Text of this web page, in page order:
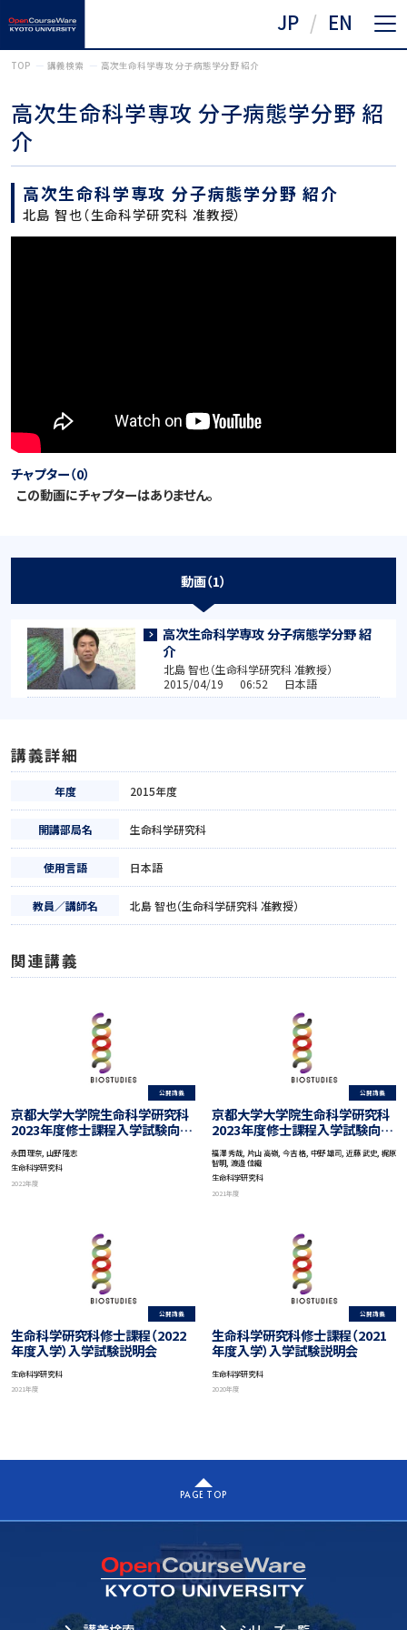
JP EN
TOP 講義検索 高次生命科学専攻 分子病態学分野 紹介
高次生命科学専攻 分子病態学分野 紹
介
高次生命科学専攻 分子病態学分野 紹介
北島 智也（生命科学研究科 准教授）
チャプター（0）
この動画にチャプターはありません。
動画（1）
高次生命科学専攻 分子病態学分野 紹
介
北島 智也（生命科学研究科 准教授）
2015/04/19 06:52 日本語
講義詳細
年度 2015年度
開講部局名 生命科学研究科
使用言語 日本語
教員／講師名 北島 智也（生命科学研究科 准教授）
関連講義
公開講義
京都大学大学院生命科学研究科
2023年度修士課程入学試験向け
第2回入試説明会
永田 理奈, 山野 隆志
生命科学研究科
2022年度
公開講義
京都大学大学院生命科学研究科
2023年度修士課程入学試験向け
第1回入試説明会(オンライン開
催)
福澤 秀哉, 片山 高嶺, 今吉 格, 中野 雄司, 近藤 武史, 梶原
智明, 渡邉 佳織
生命科学研究科
2021年度
公開講義
生命科学研究科修士課程（2022
年度入学）入学試験説明会
生命科学研究科
2021年度
公開講義
生命科学研究科修士課程（2021
年度入学）入学試験説明会
生命科学研究科
2020年度
PAGE TOP